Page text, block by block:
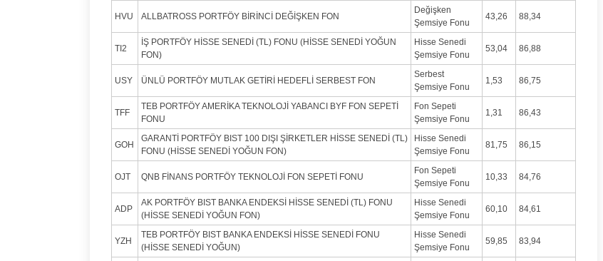
HVU ALLBATROSS PORTFÖY BİRİNCİ DEĞİŞKEN FON
Değişken
Şemsiye Fonu
43,26 88,34
TI2
İŞ PORTFÖY HİSSE SENEDİ (TL) FONU (HİSSE SENEDİ YOĞUN
FON)
Hisse Senedi
Şemsiye Fonu
53,04 86,88
USY ÜNLÜ PORTFÖY MUTLAK GETİRİ HEDEFLİ SERBEST FON
Serbest
Şemsiye Fonu
1,53 86,75
TFF
TEB PORTFÖY AMERİKA TEKNOLOJİ YABANCI BYF FON SEPETİ
FONU
Fon Sepeti
Şemsiye Fonu
1,31 86,43
GOH
GARANTİ PORTFÖY BIST 100 DIŞI ŞİRKETLER HİSSE SENEDİ (TL)
FONU (HİSSE SENEDİ YOĞUN FON)
Hisse Senedi
Şemsiye Fonu
81,75 86,15
OJT QNB FİNANS PORTFÖY TEKNOLOJİ FON SEPETİ FONU
Fon Sepeti
Şemsiye Fonu
10,33 84,76
ADP
AK PORTFÖY BIST BANKA ENDEKSİ HİSSE SENEDİ (TL) FONU
(HİSSE SENEDİ YOĞUN FON)
Hisse Senedi
Şemsiye Fonu
60,10 84,61
YZH
TEB PORTFÖY BIST BANKA ENDEKSİ HİSSE SENEDİ FONU
(HİSSE SENEDİ YOĞUN)
Hisse Senedi
Şemsiye Fonu
59,85 83,94